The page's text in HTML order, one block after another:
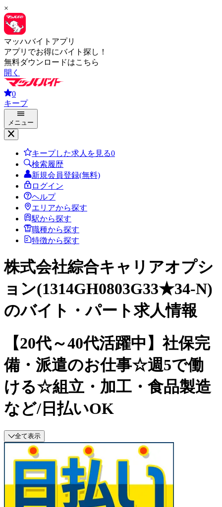
×
マッハバイトアプリ
アプリでお得にバイト探し！
無料ダウンロードはこちら
開く
0
キープ
メニュー
キープした求人を見る0
検索履歴
新規会員登録(無料)
ログイン
ヘルプ
エリアから探す
駅から探す
職種から探す
特徴から探す
株式会社綜合キャリアオプシ
ョン(1314GH0803G33★34-N)
のバイト・パート求人情報
【20代～40代活躍中】社保完
備・派遣のお仕事☆週5で働
ける☆組立・加工・食品製造
など/日払いOK
全て表示